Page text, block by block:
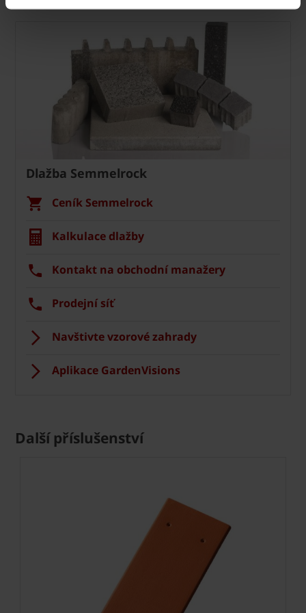
Dlažba Semmelrock
Ceník Semmelrock
Kalkulace dlažby
Kontakt na obchodní manažery
Prodejní síť
Navštivte vzorové zahrady
Aplikace GardenVisions
Další příslušenství